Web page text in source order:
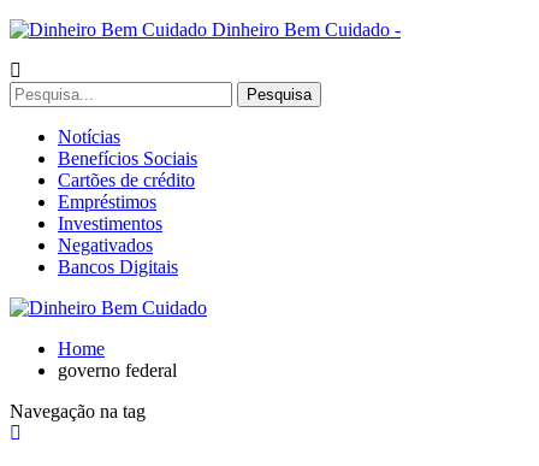
Dinheiro Bem Cuidado -
Notícias
Benefícios Sociais
Cartões de crédito
Empréstimos
Investimentos
Negativados
Bancos Digitais
Home
governo federal
Navegação na tag